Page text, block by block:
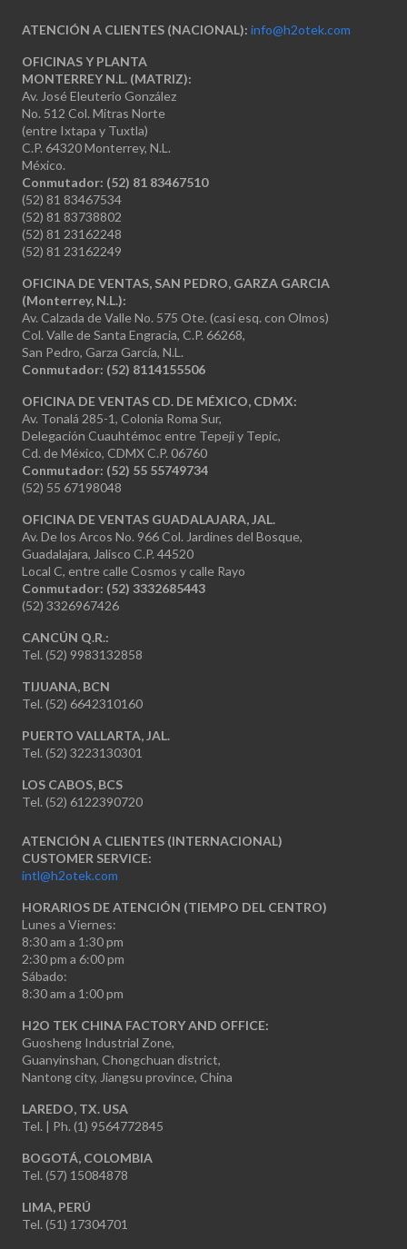
ATENCIÓN A CLIENTES (NACIONAL): info@h2otek.com
OFICINAS Y PLANTA
MONTERREY N.L. (MATRIZ):
Av. José Eleuterio González
No. 512 Col. Mitras Norte
(entre Ixtapa y Tuxtla)
C.P. 64320 Monterrey, N.L.
México.
Conmutador: (52) 81 83467510
(52) 81 83467534
(52) 81 83738802
(52) 81 23162248
(52) 81 23162249
OFICINA DE VENTAS, SAN PEDRO, GARZA GARCIA
(Monterrey, N.L.):
Av. Calzada de Valle No. 575 Ote. (casi esq. con Olmos)
Col. Valle de Santa Engracia, C.P. 66268,
San Pedro, Garza García, N.L.
Conmutador: (52) 8114155506
OFICINA DE VENTAS CD. DE MÉXICO, CDMX:
Av. Tonalá 285-1, Colonia Roma Sur,
Delegación Cuauhtémoc entre Tepeji y Tepic,
Cd. de México, CDMX C.P. 06760
Conmutador: (52) 55 55749734
(52) 55 67198048
OFICINA DE VENTAS GUADALAJARA, JAL.
Av. De los Arcos No. 966 Col. Jardines del Bosque,
Guadalajara, Jalisco C.P. 44520
Local C, entre calle Cosmos y calle Rayo
Conmutador: (52) 3332685443
(52) 3326967426
CANCÚN Q.R.:
Tel. (52) 9983132858
TIJUANA, BCN
Tel. (52) 6642310160
PUERTO VALLARTA, JAL.
Tel. (52) 3223130301
LOS CABOS, BCS
Tel. (52) 6122390720
ATENCIÓN A CLIENTES (INTERNACIONAL)
CUSTOMER SERVICE:
intl@h2otek.com
HORARIOS DE ATENCIÓN (TIEMPO DEL CENTRO)
Lunes a Viernes:
8:30 am a 1:30 pm
2:30 pm a 6:00 pm
Sábado:
8:30 am a 1:00 pm
H2O TEK CHINA FACTORY AND OFFICE:
Guosheng Industrial Zone,
Guanyinshan, Chongchuan district,
Nantong city, Jiangsu province, China
LAREDO, TX. USA
Tel. | Ph. (1) 9564772845
BOGOTÁ, COLOMBIA
Tel. (57) 15084878
LIMA, PERÚ
Tel. (51) 17304701